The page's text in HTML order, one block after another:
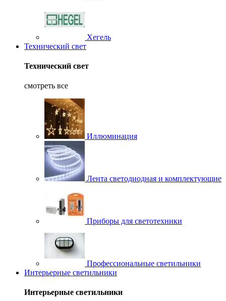
Хегель
Технический свет
Технический свет
смотреть все
Иллюминация
Лента светодиодная и комплектующие
Приборы для светотехники
Профессиональные светильники
Интерьерные светильники
Интерьерные светильники